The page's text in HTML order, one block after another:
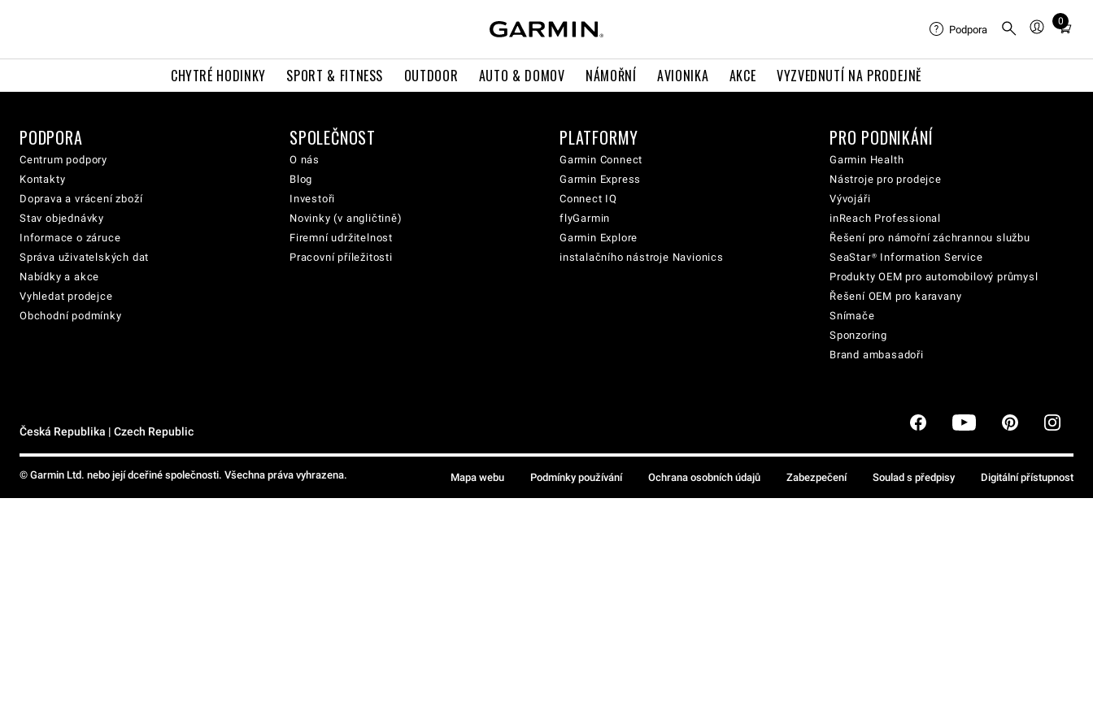
CHYTRÉ HODINKY SPORT & FITNESS OUTDOOR AUTO & DOMOV NÁMOŘNÍ AVIONIKA AKCE VYZVEDNUTÍ NA PRODEJNĚ
Podpora
0
Total
in
PODPORA
Centrum podpory
Kontakty
Doprava a vrácení zboží
Stav objednávky
Informace o záruce
Správa uživatelských dat
Nabídky a akce
Vyhledat prodejce
Obchodní podmínky
SPOLEČNOST
O nás
Blog
Investoři
Novinky (v angličtině)
Firemní udržitelnost
Pracovní příležitosti
PLATFORMY
Garmin Connect
Garmin Express
Connect IQ
flyGarmin
Garmin Explore
instalačního nástroje Navionics
PRO PODNIKÁNÍ
Garmin Health
Nástroje pro prodejce
Vývojáři
inReach Professional
Řešení pro námořní záchrannou službu
SeaStar® Information Service
Produkty OEM pro automobilový průmysl
Řešení OEM pro karavany
Snímače
Sponzoring
Brand ambasadoři
Česká Republika | Czech Republic
© Garmin Ltd. nebo její dceřiné společnosti. Všechna práva vyhrazena. Mapa webu Podmínky používání Ochrana osobních údajů Zabezpečení Soulad s předpisy Digitální přístupnost